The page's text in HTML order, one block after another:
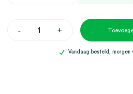
-
injectiespuiten,
+
Vandaag besteld, morgen